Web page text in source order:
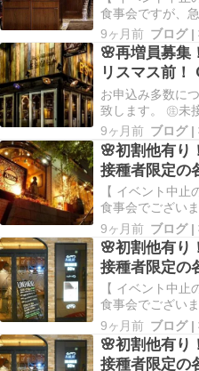
コース料理と
会！ 社会人
知
食事会ですが、
す。 昨夜と本日(
様のキャンセル
り、男女比が大
催行人数を１名
低催行人数など
ます…
9ヶ月前
🌸再増員募集
リスマス前
種者限定の各
のレストラン
ｈのコース料
事会！ 社会
告知
お申込み多数に
致します。 ㊟未
と判断した方に
等 を行います。
の良い上野のお
はゆったり・た
少しゆっくりお
9ヶ月前
🌸初割他有り
接種者限定の
本木のイタ
でランチ会！
ントの告知
【 イベント中
食事会でござい
止とさせて頂き
込み状況は満員
込みが少な目で
ルも出てしまい
以内に収める事
中止とさ…
9ヶ月前
🌸初割他有り
接種者限定の
重洲のイタ
でコース料理
会！ 社会人
知
【 イベント中
食事会でござい
止とさせて頂き
込みは順調だっ
が少なく、且つ
9ヶ月前
🌸初割他有り
接種者限定の